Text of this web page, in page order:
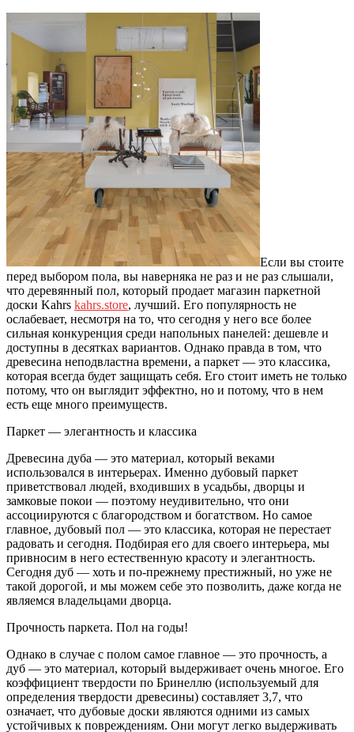
Если вы стоите
перед выбором пола, вы наверняка не раз и не раз слышали,
что деревянный пол, который продает магазин паркетной
доски Kahrs kahrs.store, лучший. Его популярность не
ослабевает, несмотря на то, что сегодня у него все более
сильная конкуренция среди напольных панелей: дешевле и
доступны в десятках вариантов. Однако правда в том, что
древесина неподвластна времени, а паркет — это классика,
которая всегда будет защищать себя. Его стоит иметь не только
потому, что он выглядит эффектно, но и потому, что в нем
есть еще много преимуществ.
Паркет — элегантность и классика
Древесина дуба — это материал, который веками
использовался в интерьерах. Именно дубовый паркет
приветствовал людей, входивших в усадьбы, дворцы и
замковые покои — поэтому неудивительно, что они
ассоциируются с благородством и богатством. Но самое
главное, дубовый пол — это классика, которая не перестает
радовать и сегодня. Подбирая его для своего интерьера, мы
привносим в него естественную красоту и элегантность.
Сегодня дуб — хоть и по-прежнему престижный, но уже не
такой дорогой, и мы можем себе это позволить, даже когда не
являемся владельцами дворца.
Прочность паркета. Пол на годы!
Однако в случае с полом самое главное — это прочность, а
дуб — это материал, который выдерживает очень многое. Его
коэффициент твердости по Бринеллю (используемый для
определения твердости древесины) составляет 3,7, что
означает, что дубовые доски являются одними из самых
устойчивых к повреждениям. Они могут легко выдерживать